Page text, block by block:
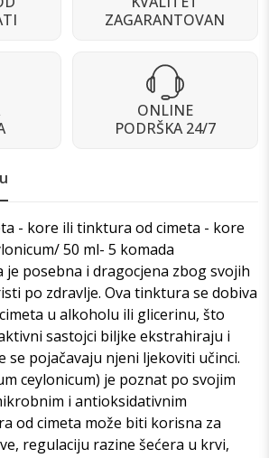
ZAGARANTOVAN
ONLINE
PODRŠKA 24/7
- kore ili tinktura od cimeta - kore
50 ml- 5 komada
posebna i dragocjena zbog svojih
po zdravlje. Ova tinktura se dobiva
u alkoholu ili glicerinu, što
sastojci biljke ekstrahiraju i
se pojačavaju njeni ljekoviti učinci.
ceylonicum) je poznat po svojim
i antioksidativnim
od cimeta može biti korisna za
regulaciju razine šećera u krvi,